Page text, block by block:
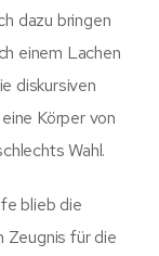
dazu bringen
einem Lachen
diskursiven
Körper von
Wahl.
blieb die
Zeugnis für die